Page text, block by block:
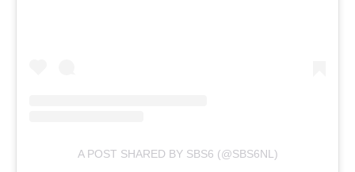
A POST SHARED BY SBS6 (@SBS6NL)